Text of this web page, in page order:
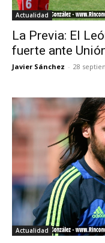
Actualidad
La Previa: El
fuerte ante
Javier Sánchez - 28
Actualidad